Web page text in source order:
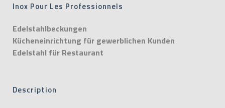
Inox Pour Les Professionnels
Edelstahlbeckungen
Kücheneinrichtung für gewerblichen Kunden
Edelstahl für Restaurant
Description